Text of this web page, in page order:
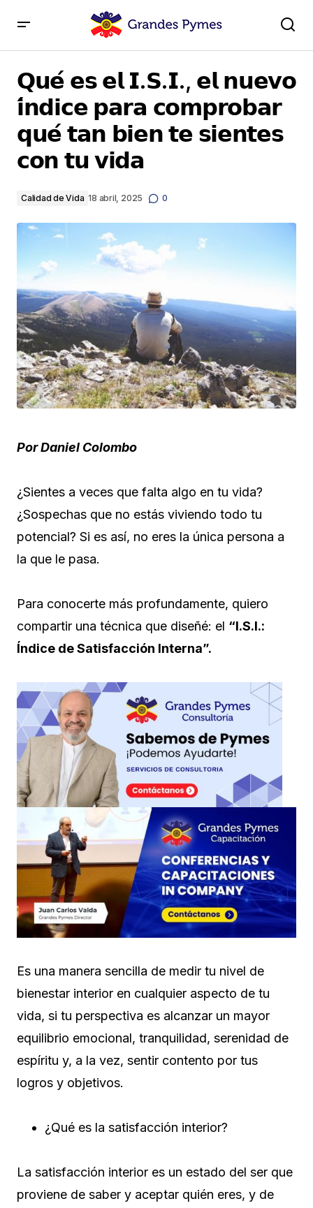
𝗾𝘂𝗲́ 𝘁𝗮𝗻 𝗯𝗶𝗲𝗻 𝘁𝗲 𝘀𝗶𝗲𝗻𝘁𝗲𝘀 𝗰𝗼𝗻 𝘁𝘂 𝘃𝗶𝗱𝗮
𝗤𝘂𝗲́ 𝗲𝘀 𝗲𝗹 𝗜.𝗦.𝗜., 𝗲𝗹 𝗻𝘂𝗲𝘃𝗼
𝗶́𝗻𝗱𝗶𝗰𝗲 𝗽𝗮𝗿𝗮 𝗰𝗼𝗺𝗽𝗿𝗼𝗯𝗮𝗿
𝗾𝘂𝗲́ 𝘁𝗮𝗻 𝗯𝗶𝗲𝗻 𝘁𝗲 𝘀𝗶𝗲𝗻𝘁𝗲𝘀
𝗰𝗼𝗻 𝘁𝘂 𝘃𝗶𝗱𝗮
Calidad de Vida 18 abril, 2025 0
Por Daniel Colombo
¿Sientes a veces que falta algo en tu vida?
¿Sospechas que no estás viviendo todo tu
potencial? Si es así, no eres la única persona a
la que le pasa.
Para conocerte más profundamente, quiero
compartir una técnica que diseñé: el “I.S.I.:
Índice de Satisfacción Interna”.
Es una manera sencilla de medir tu nivel de
bienestar interior en cualquier aspecto de tu
vida, si tu perspectiva es alcanzar un mayor
equilibrio emocional, tranquilidad, serenidad de
espíritu y, a la vez, sentir contento por tus
logros y objetivos.
¿Qué es la satisfacción interior?
La satisfacción interior es un estado del ser que
proviene de saber y aceptar quién eres, y de